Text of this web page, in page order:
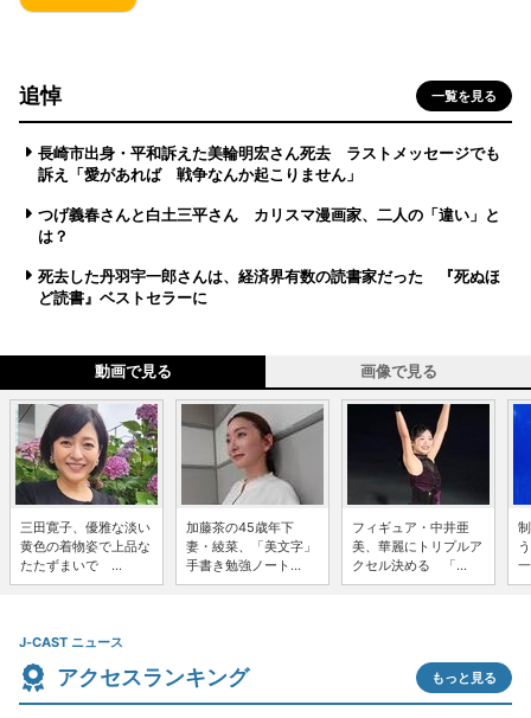
追悼 一覧を見る
長崎市出身・平和訴えた美輪明宏さん死去 ラストメッセージでも
訴え「愛があれば 戦争なんか起こりません」
つげ義春さんと白土三平さん カリスマ漫画家、二人の「違い」と
は？
死去した丹羽宇一郎さんは、経済界有数の読書家だった 『死ぬほ
ど読書』ベストセラーに
動画で見る 画像で見る
三田寛子、優雅な淡い
黄色の着物姿で上品な
たたずまいで ...
加藤茶の45歳年下
妻・綾菜、「美文字」
手書き勉強ノート...
フィギュア・中井亜
美、華麗にトリプルア
クセル決める 「...
J-CAST ニュース
アクセスランキング もっと見る